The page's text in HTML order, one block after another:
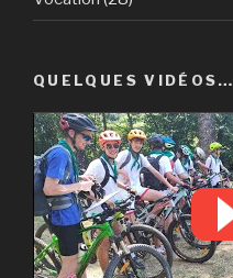
QUELQUES VIDÉOS…